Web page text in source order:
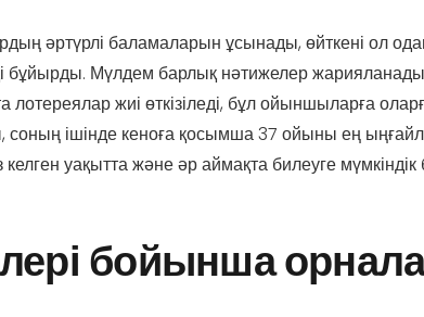
әртүрлі баламаларын ұсынады, өйткені ол
бұйырды. Мүлдем барлық нәтижелер
жиі өткізіледі, бұл ойыншыларға
ішінде кеноға қосымша 37 ойыны ең
уақытта және әр аймақта билеуге мүмкіндік
бойынша